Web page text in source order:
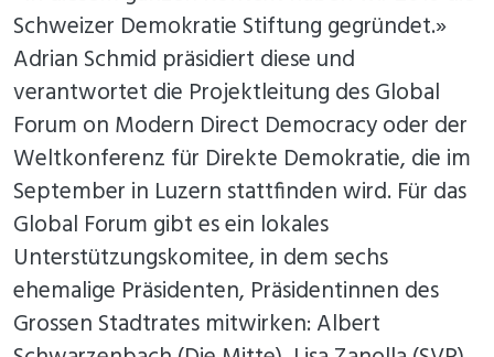
Schweizer Demokratie Stiftung gegründet.»
Adrian Schmid präsidiert diese und
verantwortet die Projektleitung des Global
Forum on Modern Direct Democracy oder der
Weltkonferenz für Direkte Demokratie, die im
September in Luzern stattfinden wird. Für das
Global Forum gibt es ein lokales
Unterstützungskomitee, in dem sechs
ehemalige Präsidenten, Präsidentinnen des
Grossen Stadtrates mitwirken: Albert